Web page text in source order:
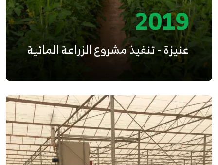
2019
عنيزة - تنفيذ مشروع الزراعة المائية